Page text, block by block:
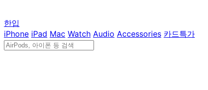
한입
iPhone iPad Mac Watch Audio Accessories 카드특가